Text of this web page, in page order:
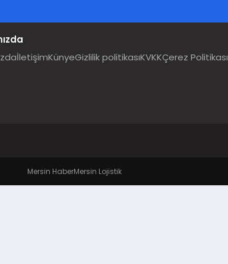
İletişimKünyeGizlilik politikasıKVKKÇerez Politikası
Mersin HaberMersin Lojistik